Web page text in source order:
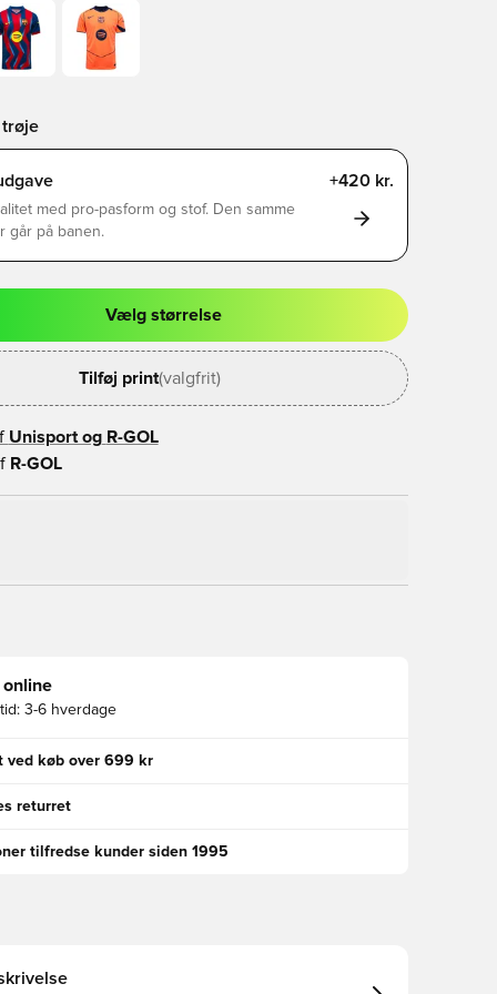
+420 kr.
med pro-pasform og stof. Den samme
går på banen.
til at logge ind eller tilmelde dig som medlem
Vælg størrelse
Tilføj print(valgfrit)
Unisport og R-GOL
R-GOL
online
3-6 hverdage
ved køb over 699 kr
returret
tilfredse kunder siden 1995